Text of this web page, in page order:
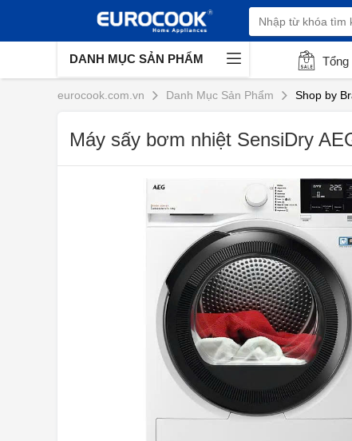
DANH MỤC SẢN PHẨM
eurocook.com.vn Danh Mục Sản Phẩm Shop by
Máy sấy bơm nhiệt SensiDry